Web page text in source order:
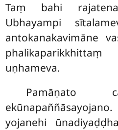
Taṃ bahi
Ubhayampi
antokanakavimāne
uṇhameva.
Pamāṇato
yojanehi